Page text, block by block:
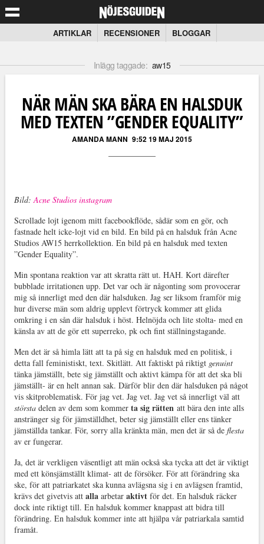
ARTIKLAR RECENSIONER BLOGGAR
Inlägg taggade: aw15
NÄR MÄN SKA BÄRA EN HALSDUK
MED TEXTEN ”GENDER EQUALITY”
AMANDA MANN 9:52 19 MAJ 2015
Bild:Acne Studios instagram
Scrollade lojt igenom mitt facebookflöde, sådär som en gör, och
fastnade helt icke-lojt vid en bild. En bild på en halsduk från Acne
Studios AW15 herrkollektion. En bild på en halsduk med texten
”Gender Equality”.
Min spontana reaktion var att skratta rätt ut. HAH. Kort därefter
bubblade irritationen upp. Det var och är någonting som provocerar
mig så innerligt med den där halsduken. Jag ser liksom framför mig
hur diverse män som aldrig upplevt förtryck kommer att glida
omkring i en sån där halsduk i höst. Helnöjda och lite stolta- med en
känsla av att de gör ett superreko, pk och fint ställningstagande.
Men det är så himla lätt att ta på sig en halsduk med en politisk, i
detta fall feministiskt, text. Skitlätt. Att faktiskt på riktigt genuint
tänka jämställt, bete sig jämställt och aktivt kämpa för att det ska bli
jämställt- är en helt annan sak. Därför blir den där halsduken på något
vis skitproblematisk. För jag vet. Jag vet. Jag vet så innerligt väl att
störstadelen av dem som kommer ta sig rättenatt bära den inte alls
anstränger sig för jämställdhet, beter sig jämställt eller ens tänker
jämställda tankar. För, sorry alla kränkta män, men det är så de flesta
av er fungerar.
Ja, det är verkligen väsentligt att män också ska tycka att det är viktigt
med ett könsjämställt klimat- att de försöker. För att förändring ska
ske, för att patriarkatet ska kunna avlägsna sig i en avlägsen framtid,
krävs det givetvis att allaarbetar aktivtför det. En halsduk räcker
dock inte riktigt till. En halsduk kommer knappast att bidra till
förändring. En halsduk kommer inte att hjälpa vår patriarkala samtid
framåt.